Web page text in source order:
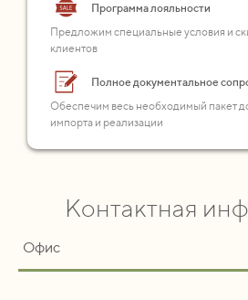
Программа лояльности
Предложим специальные условия и
клиентов
Полное документальное
Обеспечим весь необходимый пакет
импорта и реализации
Контактная
Офис